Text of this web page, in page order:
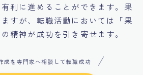
利に進めることができます。果
すが、転職活動においては「果
精神が成功を引き寄せます。
成を専門家へ相談して転職成功